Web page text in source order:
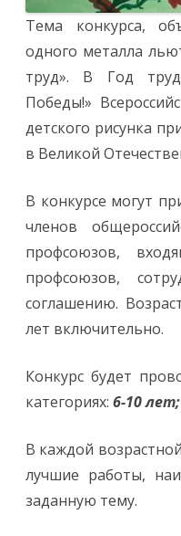
Тема конкурса,
одного металла
труд». В Год
Победы!»
детского рисунка
в Великой
В конкурсе могут
членов
профсоюзов,
профсоюзов,
соглашению.
лет включительно.
Конкурс будет
категориях: 6-10
В каждой
лучшие работы,
заданную тему.